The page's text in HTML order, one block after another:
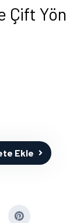
Çift Yön
Ekle